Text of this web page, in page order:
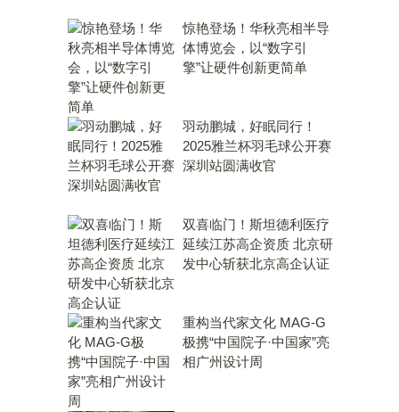
惊艳登场！华秋亮相半导
体博览会，以“数字引
擎”让硬件创新更简单
羽动鹏城，好眠同行！
2025雅兰杯羽毛球公开赛
深圳站圆满收官
双喜临门！斯坦德利医疗
延续江苏高企资质 北京研
发中心斩获北京高企认证
重构当代家文化 MAG-G
极携“中国院子·中国家”亮
相广州设计周